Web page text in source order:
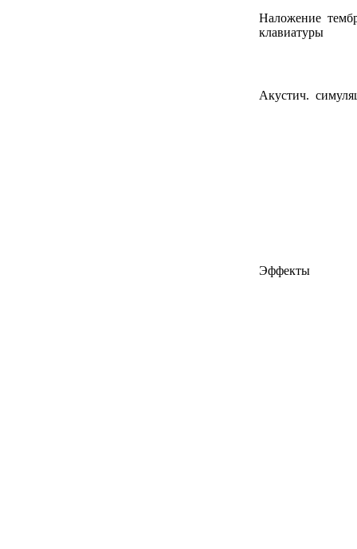
Наложение
клавиатуры
Акустич.
Эффекты